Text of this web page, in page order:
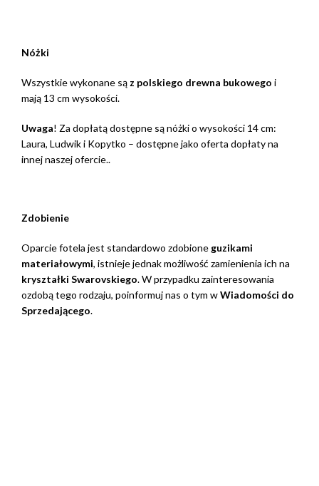
Nóżki
Wszystkie wykonane sąz polskiego drewna bukowego i
mają 13 cm wysokości.
Uwaga! Za dopłatą dostępne są nóżki o wysokości 14 cm:
Laura, Ludwik i Kopytko – dostępne jako oferta dopłaty na
innej naszej ofercie..
Zdobienie
Oparcie fotela jest standardowo zdobioneguzikami
materiałowymi, istnieje jednak możliwość zamienienia ich na
kryształki Swarovskiego. W przypadku zainteresowania
ozdobą tego rodzaju, poinformuj nas o tym wWiadomości do
Sprzedającego.